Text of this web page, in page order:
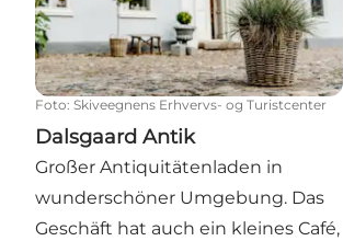
Foto: Skiveegnens Erhvervs- og Turistcenter
Dalsgaard Antik
Großer Antiquitätenladen in
wunderschöner Umgebung. Das
Geschäft hat auch ein kleines Café,